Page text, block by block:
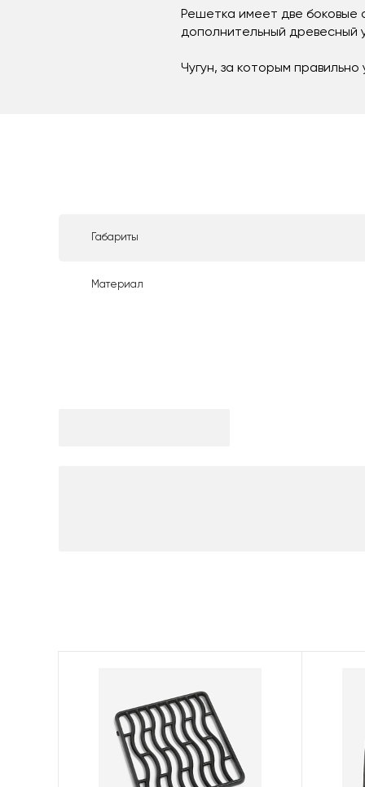
Решетка имеет две боковые
дополнительный древесный
Чугун, за которым
Габариты
Материал